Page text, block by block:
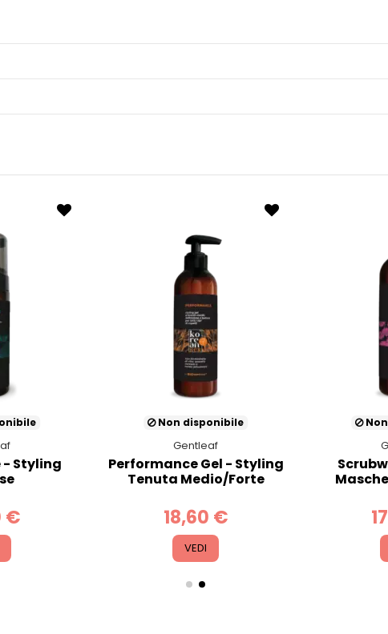
- Styling
€
Non disponibile
Gentleaf
Performance Gel - Styling
Tenuta Medio/Forte
18,60 €
VEDI